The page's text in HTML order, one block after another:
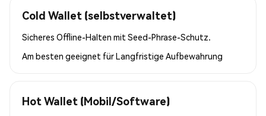
Cold Wallet (selbstverwaltet)
Sicheres Offline-Halten mit Seed-Phrase-Schutz.
Am besten geeignet fürLangfristige Aufbewahrung
Hot Wallet (Mobil/Software)